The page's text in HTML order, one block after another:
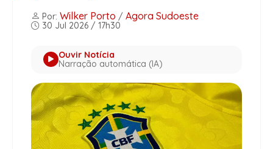
Por: Wilker Porto / Agora Sudoeste
30 Jul 2026 / 17h30
Ouvir Notícia
Narração automática (IA)